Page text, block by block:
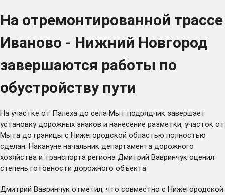
На отремонтированной трассе
Иваново - Нижний Новгород
завершаются работы по
обустройству пути
На участке от Палеха до села Мыт подрядчик завершает
установку дорожных знаков и нанесение разметки, участок от
Мыта до границы с Нижегородской областью полностью
сделан. Накануне начальник департамента дорожного
хозяйства и транспорта региона Дмитрий Вавринчук оценил
степень готовности дорожного объекта.
Дмитрий Вавринчук отметил, что совместно с Нижегородской